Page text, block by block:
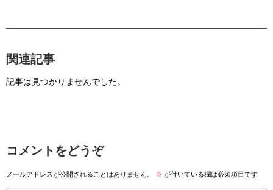
関連記事
記事は見つかりませんでした。
コメントをどうぞ
メールアドレスが公開されることはありません。 ※ が付いている欄は必須項目です